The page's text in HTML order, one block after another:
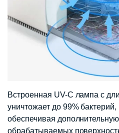
Встроенная UV-C лампа с
уничтожает до 99%
обеспечивая
обрабатываемых